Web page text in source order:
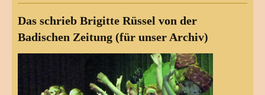
Das schrieb Brigitte Rüssel von der
Badischen Zeitung (für unser Archiv)